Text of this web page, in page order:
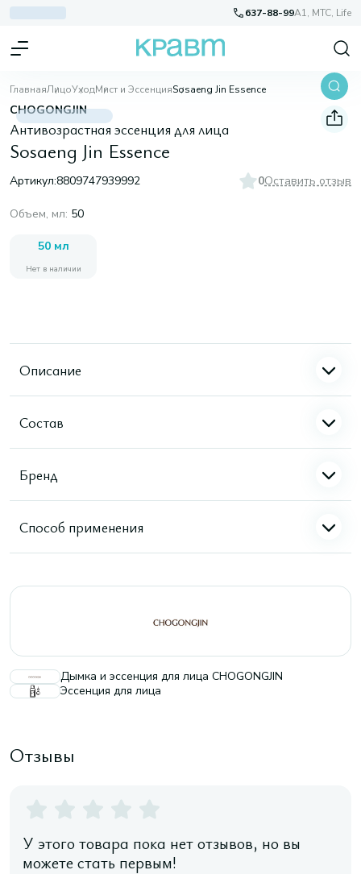
637-88-99A1, МТС, Life
ГлавнаяЛицоУходМист и ЭссенцияSosaeng Jin Essence
CHOGONGJIN
Антивозрастная эссенция для лица
Sosaeng Jin Essence
Артикул:8809747939992 0Оставить отзыв
Объем, мл: 50
50 мл
Нет в наличии
Описание
Состав
Бренд
Способ применения
Дымка и эссенция для лица CHOGONGJIN
Эссенция для лица
Отзывы
У этого товара пока нет отзывов, но вы
можете стать первым!